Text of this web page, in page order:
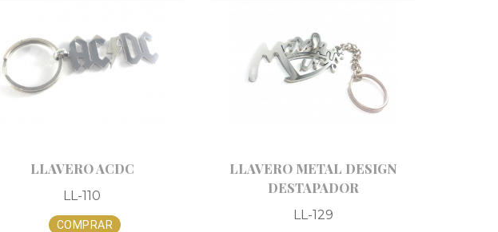
LLAVERO ACDC
LL-110
COMPRAR
LLAVERO METAL DESIGN
DESTAPADOR
LL-129